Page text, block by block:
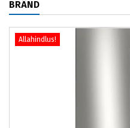
BRÄND
Allahindlus!